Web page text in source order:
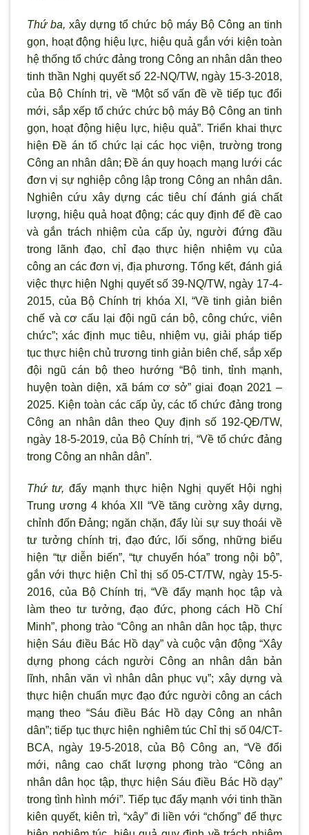
Thứ ba, xây dựng tổ chức bộ máy Bộ Công an tinh
gọn, hoạt động hiệu lực, hiệu quả gắn với kiện toàn
hệ thống tổ chức đảng trong Công an nhân dân theo
tinh thần Nghị quyết số 22-NQ/TW, ngày 15-3-2018,
của Bộ Chính trị, về “Một số vấn đề về tiếp tục đổi
mới, sắp xếp tổ chức chức bộ máy Bộ Công an tinh
gọn, hoạt động hiệu lực, hiệu quả”. Triển khai thực
hiện Đề án tổ chức lại các học viện, trường trong
Công an nhân dân; Đề án quy hoạch mạng lưới các
đơn vị sự nghiệp công lập trong Công an nhân dân.
Nghiên cứu xây dựng các tiêu chí đánh giá chất
lượng, hiệu quả hoạt động; các quy định để đề cao
và gắn trách nhiệm của cấp ủy, người đứng đầu
trong lãnh đạo, chỉ đạo thực hiện nhiệm vụ của
công an các đơn vị, địa phương. Tổng kết, đánh giá
việc thực hiện Nghị quyết số 39-NQ/TW, ngày 17-4-
2015, của Bộ Chính trị khóa XI, “Về tinh giản biên
chế và cơ cấu lại đội ngũ cán bộ, công chức, viên
chức”; xác định mục tiêu, nhiệm vụ, giải pháp tiếp
tục thực hiện chủ trương tinh giản biên chế, sắp xếp
đội ngũ cán bộ theo hướng “Bộ tinh, tỉnh mạnh,
huyện toàn diện, xã bám cơ sở” giai đoạn 2021 –
2025. Kiện toàn các cấp ủy, các tổ chức đảng trong
Công an nhân dân theo Quy định số 192-QĐ/TW,
ngày 18-5-2019, của Bộ Chính trị, “Về tổ chức đảng
trong Công an nhân dân”.
Thứ tư, đẩy mạnh thực hiện Nghị quyết Hội nghị
Trung ương 4 khóa XII “Về tăng cường xây dựng,
chỉnh đốn Đảng; ngăn chặn, đẩy lùi sự suy thoái về
tư tưởng chính trị, đạo đức, lối sống, những biểu
hiện “tự diễn biến”, “tự chuyển hóa” trong nội bộ”,
gắn với thực hiện Chỉ thị số 05-CT/TW, ngày 15-5-
2016, của Bộ Chính trị, “Về đẩy mạnh học tập và
làm theo tư tưởng, đạo đức, phong cách Hồ Chí
Minh”, phong trào “Công an nhân dân học tập, thực
hiện Sáu điều Bác Hồ dạy” và cuộc vận động “Xây
dựng phong cách người Công an nhân dân bản
lĩnh, nhân văn vì nhân dân phục vụ”; xây dựng và
thực hiện chuẩn mực đạo đức người công an cách
mạng theo “Sáu điều Bác Hồ dạy Công an nhân
dân”; tiếp tục thực hiện nghiêm túc Chỉ thị số 04/CT-
BCA, ngày 19-5-2018, của Bộ Công an, “Về đổi
mới, nâng cao chất lượng phong trào “Công an
nhân dân học tập, thực hiện Sáu điều Bác Hồ dạy”
trong tình hình mới”. Tiếp tục đẩy mạnh với tinh thần
kiên quyết, kiên trì, “xây” đi liền với “chống” để thực